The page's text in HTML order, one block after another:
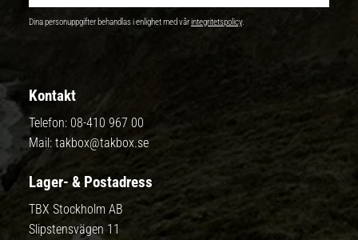
Dina personuppgifter behandlas i enlighet med vårintegritetspolicy.
Kontakt
Telefon: 08-410 967 00
Mail: takbox@takbox.se
Lager- & Postadress
TBX Stockholm AB
Slipstensvägen 11